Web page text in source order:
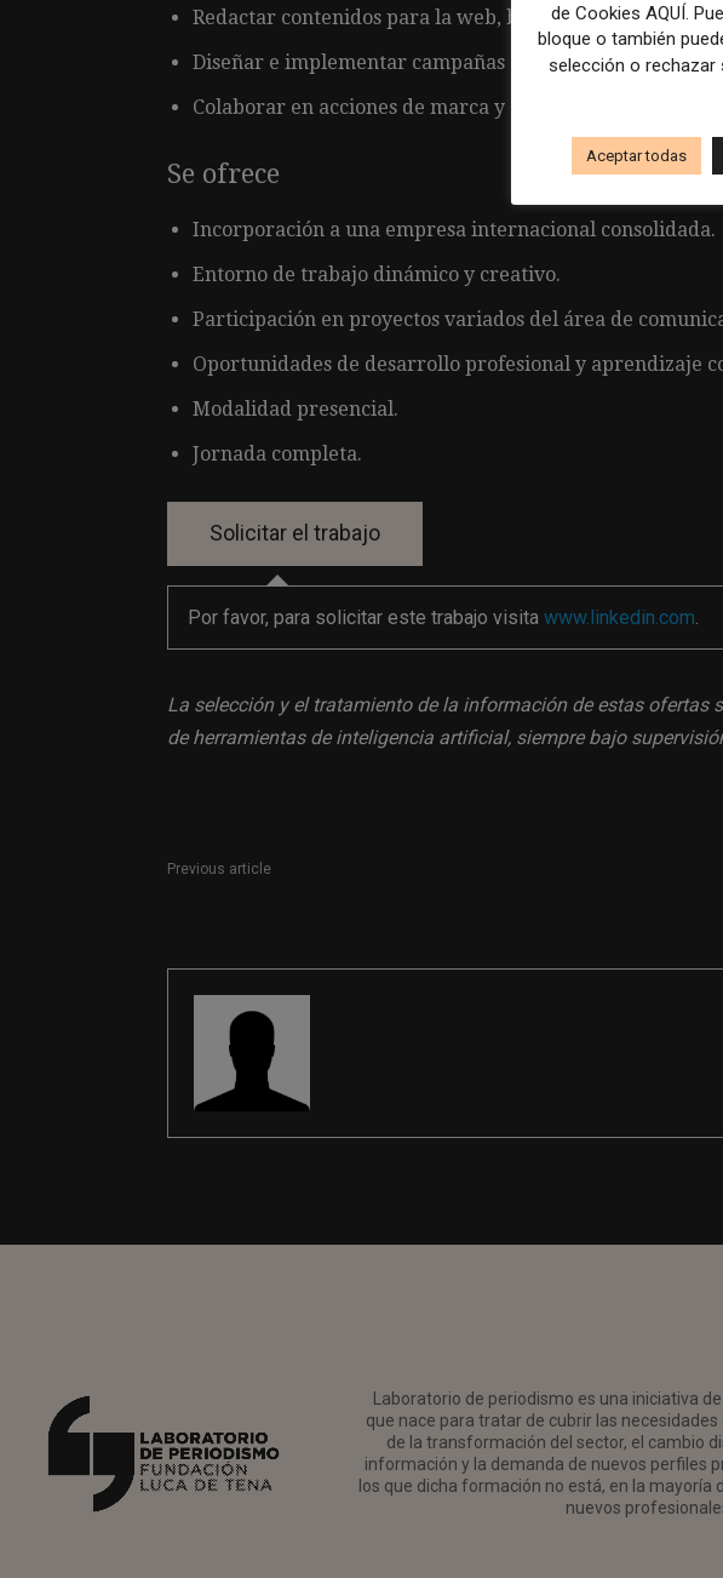
Redactar contenidos para la web, boletines informativos
Diseñar e implementar campañas de marketing y
Colaborar en acciones de marca y comunicación
Se ofrece
Incorporación a una empresa internacional consolidada.
Entorno de trabajo dinámico y creativo.
Participación en proyectos variados del área de
Oportunidades de desarrollo profesional y aprendizaje
Modalidad presencial.
Jornada completa.
Por favor, para solicitar este trabajo visita www.linkedin.com
La selección y el tratamiento de la información de estas ofertas
de herramientas de inteligencia artificial, siempre bajo
Previous article
Laboratorio de periodismo es una iniciativa
que nace para tratar de cubrir las
de la transformación del sector, el cambio
información y la demanda de nuevos perfiles
los que dicha formación no está, en la mayoría
nuevos
de Cookies AQUÍ.
bloque o también
selección o rechazar
Aceptar todas